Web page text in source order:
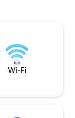
плажове,
на север до
Негери. Или
минути на юг до
Wi-Fi